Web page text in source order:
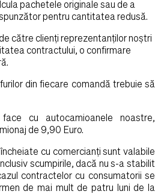
pachetele originale sau de a
pentru cantitatea redusă.
către clienţi reprezentanţilor noştri
contractului, o confirmare
din fiecare comandă trebuie să
cu autocamioanele noastre,
de 9,90 Euro.
cu comercianţi sunt valabile
scumpirile, dacă nu s-a stabilit
contractelor cu consumatorii se
de mai mult de patru luni de la